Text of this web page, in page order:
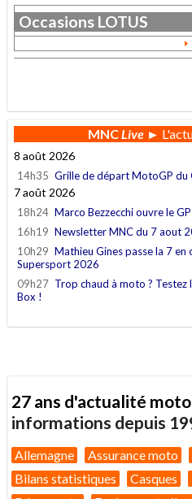
Occasions LOTUS
MNCLive►
8 août 2026
14h35 Grille de départ MotoGP du
7 août 2026
18h24 Marco Bezzecchi ouvre le
16h19 Newsletter MNC du 7 aout
10h29 Mathieu Gines passe la 7 en
Supersport 2026
09h27 Trop chaud à moto ?
Box !
27 ans d'actualité moto
informations depuis
Allemagne Assurance moto
Bilans statistiques
Casques